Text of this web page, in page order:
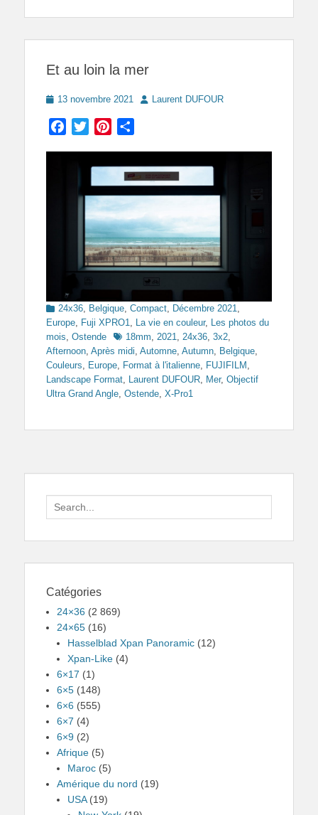
Et au loin la mer
Posted
13 novembre 2021 AuthorLaurent DUFOUR
Facebook
TwitterPinterest
Categories
24x36, Belgique, Compact, Décembre 2021,
Europe, Fuji XPRO1, La vie en couleur, Les photos du
mois, Ostende Tags18mm, 2021, 24x36, 3x2,
Afternoon, Après midi, Automne, Autumn, Belgique,
Couleurs, Europe, Format à l'italienne, FUJIFILM ,
Landscape Format, Laurent DUFOUR, Mer, Objectif
Ultra Grand Angle, Ostende, X-Pro1
Search
for:
Catégories
24×36 (2 869)
24×65 (16)
Hasselblad Xpan Panoramic (12)
Xpan-Like (4)
6×17 (1)
6×5 (148)
6×6 (555)
6×7 (4)
6×9 (2)
Afrique (5)
Maroc (5)
Amérique du nord (19)
USA(19)